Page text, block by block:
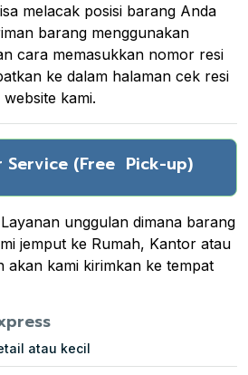
melacak posisi barang Anda
barang menggunakan
cara memasukkan nomor resi
ke dalam halaman cek resi
kami.
Service (Free Pick-up)
unggulan dimana barang
jemput ke Rumah, Kantor atau
akan kami kirimkan ke tempat
atau kecil